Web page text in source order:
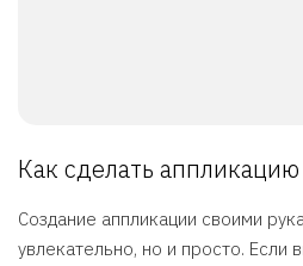
Как сделать аппликацию
Создание аппликации своими
увлекательно, но и просто. Если